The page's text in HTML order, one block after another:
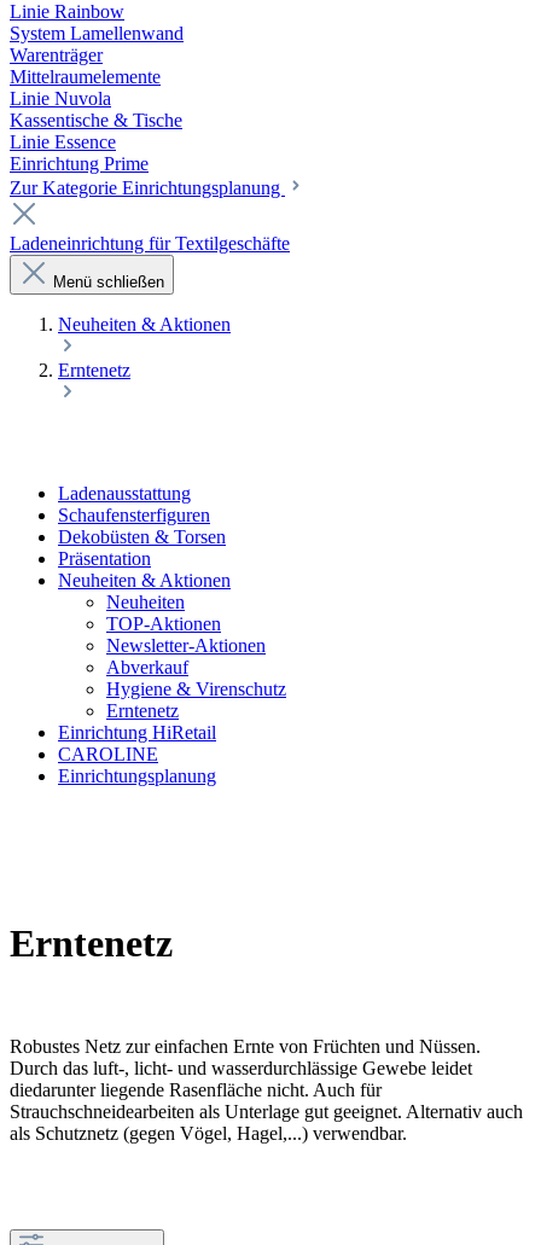
Linie Rainbow
System Lamellenwand
Warenträger
Mittelraumelemente
Linie Nuvola
Kassentische & Tische
Linie Essence
Einrichtung Prime
Zur Kategorie Einrichtungsplanung
Ladeneinrichtung für Textilgeschäfte
Menü schließen
Neuheiten & Aktionen
Erntenetz
Laden­ausstattung
Schaufenster­figuren
Dekobüsten & Torsen
Präsentation
Neuheiten & Aktionen
Neuheiten
TOP-Aktionen
Newsletter-Aktionen
Abverkauf
Hygiene & Virenschutz
Erntenetz
Einrichtung HiRetail
CAROLINE
Einrichtungsplanung
Erntenetz
Robustes Netz zur einfachen Ernte von Früchten und Nüssen.
Durch das luft-, licht- und wasserdurchlässige Gewebe leidet
diedarunter liegende Rasenfläche nicht. Auch für
Strauchschneidearbeiten als Unterlage gut geeignet. Alternativ auch
als Schutznetz (gegen Vögel, Hagel,...) verwendbar.